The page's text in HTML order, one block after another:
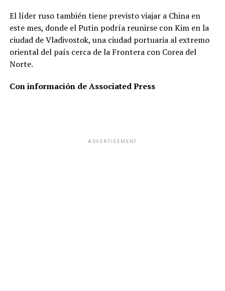
El líder ruso también tiene previsto viajar a China en
este mes, donde el Putin podría reunirse con Kim en la
ciudad de Vladivostok, una ciudad portuaria al extremo
oriental del país cerca de la Frontera con Corea del
Norte.
Con información de Associated Press
ADVERTISEMENT